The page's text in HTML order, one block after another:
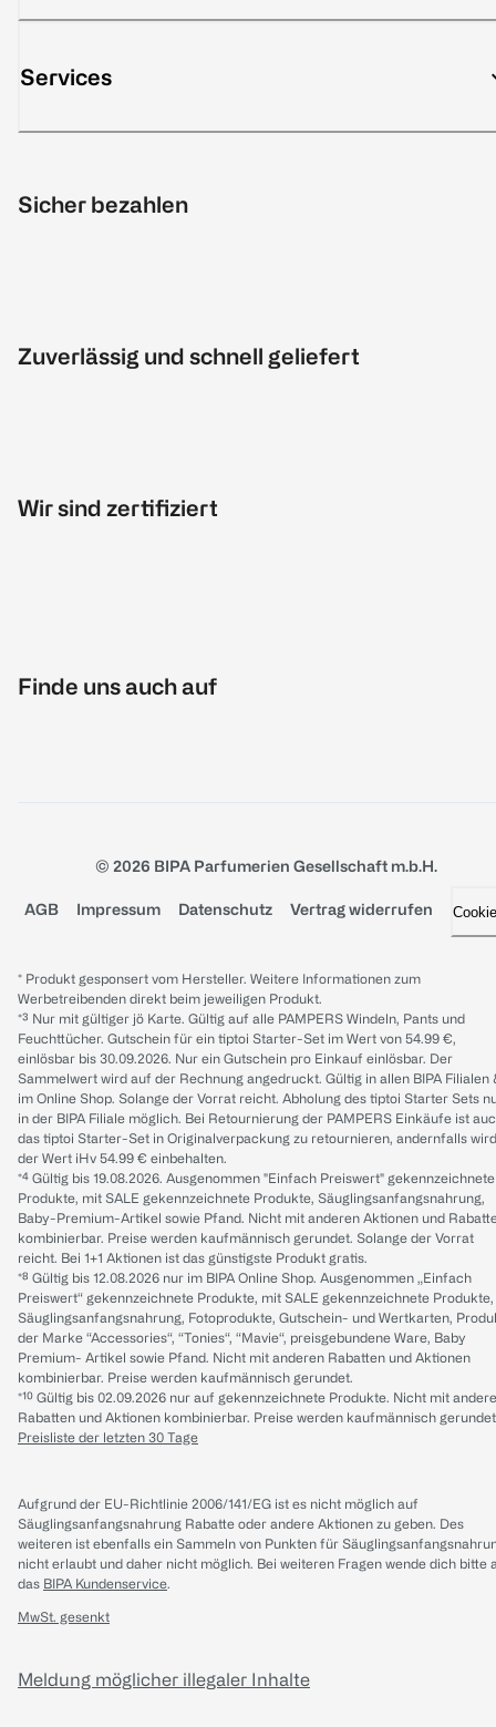
Services
Sicher bezahlen
Zuverlässig und schnell geliefert
Wir sind zertifiziert
Finde uns auch auf
© 2026 BIPA Parfumerien Gesellschaft m.b.H.
AGB Impressum Datenschutz Vertrag widerrufen
* Produkt gesponsert vom Hersteller. Weitere Informationen zum
Werbetreibenden direkt beim jeweiligen Produkt.
*³ Nur mit gültiger jö Karte. Gültig auf alle PAMPERS Windeln, Pants und
Feuchttücher. Gutschein für ein tiptoi Starter-Set im Wert von 54.99 €,
einlösbar bis 30.09.2026. Nur ein Gutschein pro Einkauf einlösbar. Der
Sammelwert wird auf der Rechnung angedruckt. Gültig in allen BIPA Filialen
im Online Shop. Solange der Vorrat reicht. Abholung des tiptoi Starter Sets
in der BIPA Filiale möglich. Bei Retournierung der PAMPERS Einkäufe ist
das tiptoi Starter-Set in Originalverpackung zu retournieren, andernfalls wird
der Wert iHv 54.99 € einbehalten.
*⁴ Gültig bis 19.08.2026. Ausgenommen "Einfach Preiswert" gekennzeichnete
Produkte, mit SALE gekennzeichnete Produkte, Säuglingsanfangsnahrung,
Baby-Premium-Artikel sowie Pfand. Nicht mit anderen Aktionen und
kombinierbar. Preise werden kaufmännisch gerundet. Solange der Vorrat
reicht. Bei 1+1 Aktionen ist das günstigste Produkt gratis.
*⁸ Gültig bis 12.08.2026 nur im BIPA Online Shop. Ausgenommen „Einfach
Preiswert“ gekennzeichnete Produkte, mit SALE gekennzeichnete Produkte,
Säuglingsanfangsnahrung, Fotoprodukte, Gutschein- und Wertkarten,
der Marke “Accessories“, “Tonies“, “Mavie“, preisgebundene Ware, Baby
Premium- Artikel sowie Pfand. Nicht mit anderen Rabatten und Aktionen
kombinierbar. Preise werden kaufmännisch gerundet.
*¹⁰ Gültig bis 02.09.2026 nur auf gekennzeichnete Produkte. Nicht mit
Rabatten und Aktionen kombinierbar. Preise werden kaufmännisch
Preisliste der letzten 30 Tage
Aufgrund der EU-Richtlinie 2006/141/EG ist es nicht möglich auf
Säuglingsanfangsnahrung Rabatte oder andere Aktionen zu geben. Des
weiteren ist ebenfalls ein Sammeln von Punkten für
nicht erlaubt und daher nicht möglich. Bei weiteren Fragen wende dich bitte
das BIPA Kundenservice.
MwSt. gesenkt
Meldung möglicher illegaler Inhalte